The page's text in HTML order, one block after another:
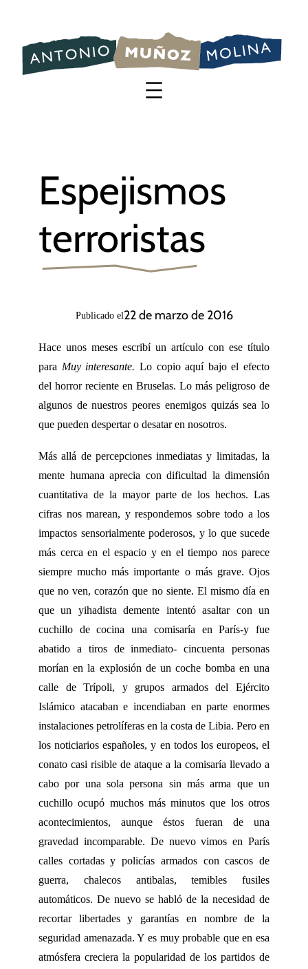
contenido
Espejismos
terroristas
Publicado el22 de marzo de 2016
Hace unos meses escribí un artículo con ese título
para Muy interesante. Lo copio aquí bajo el efecto
del horror reciente en Bruselas. Lo más peligroso de
algunos de nuestros peores enemigos quizás sea lo
que pueden despertar o desatar en nosotros.
Más allá de percepciones inmediatas y limitadas, la
mente humana aprecia con dificultad la dimensión
cuantitativa de la mayor parte de los hechos. Las
cifras nos marean, y respondemos sobre todo a los
impactos sensorialmente poderosos, y lo que sucede
más cerca en el espacio y en el tiempo nos parece
siempre mucho más importante o más grave. Ojos
que no ven, corazón que no siente. El mismo día en
que un yihadista demente intentó asaltar con un
cuchillo de cocina una comisaría en París-y fue
abatido a tiros de inmediato- cincuenta personas
morían en la explosión de un coche bomba en una
calle de Trípoli, y grupos armados del Ejército
Islámico atacaban e incendiaban en parte enormes
instalaciones petrolíferas en la costa de Libia. Pero en
los noticiarios españoles, y en todos los europeos, el
conato casi risible de ataque a la comisaría llevado a
cabo por una sola persona sin más arma que un
cuchillo ocupó muchos más minutos que los otros
acontecimientos, aunque éstos fueran de una
gravedad incomparable. De nuevo vimos en París
calles cortadas y policías armados con cascos de
guerra, chalecos antibalas, temibles fusiles
automáticos. De nuevo se habló de la necesidad de
recortar libertades y garantías en nombre de la
seguridad amenazada. Y es muy probable que en esa
atmósfera creciera la popularidad de los partidos de